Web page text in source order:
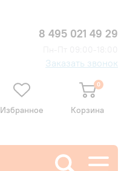
8 495 021 49 29
Заказать звонок
Избранное
0
Корзина